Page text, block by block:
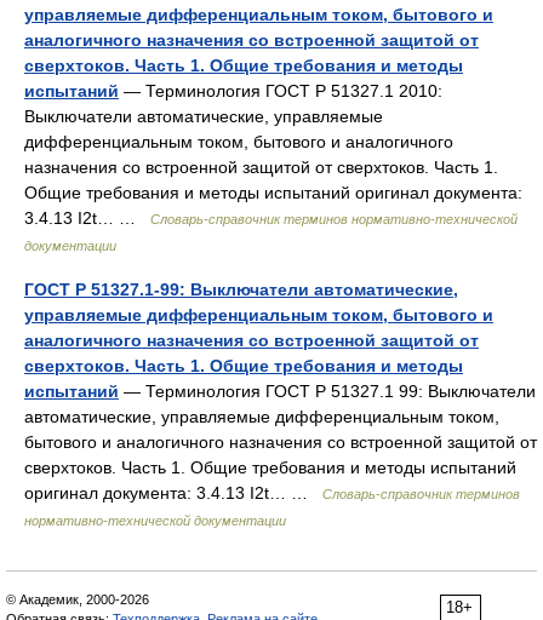
управляемые дифференциальным током, бытового и
аналогичного назначения со встроенной защитой от
сверхтоков. Часть 1. Общие требования и методы
испытаний — Терминология ГОСТ Р 51327.1 2010:
Выключатели автоматические, управляемые
дифференциальным током, бытового и аналогичного
назначения со встроенной защитой от сверхтоков. Часть 1.
Общие требования и методы испытаний оригинал документа:
3.4.13 I2t… …
Словарь-справочник терминов нормативно-технической
документации
ГОСТ Р 51327.1-99: Выключатели автоматические,
управляемые дифференциальным током, бытового и
аналогичного назначения со встроенной защитой от
сверхтоков. Часть 1. Общие требования и методы
испытаний — Терминология ГОСТ Р 51327.1 99: Выключатели
автоматические, управляемые дифференциальным током,
бытового и аналогичного назначения со встроенной защитой от
сверхтоков. Часть 1. Общие требования и методы испытаний
оригинал документа: 3.4.13 I2t… …
Словарь-справочник терминов
нормативно-технической документации
18+
© Академик, 2000-2026